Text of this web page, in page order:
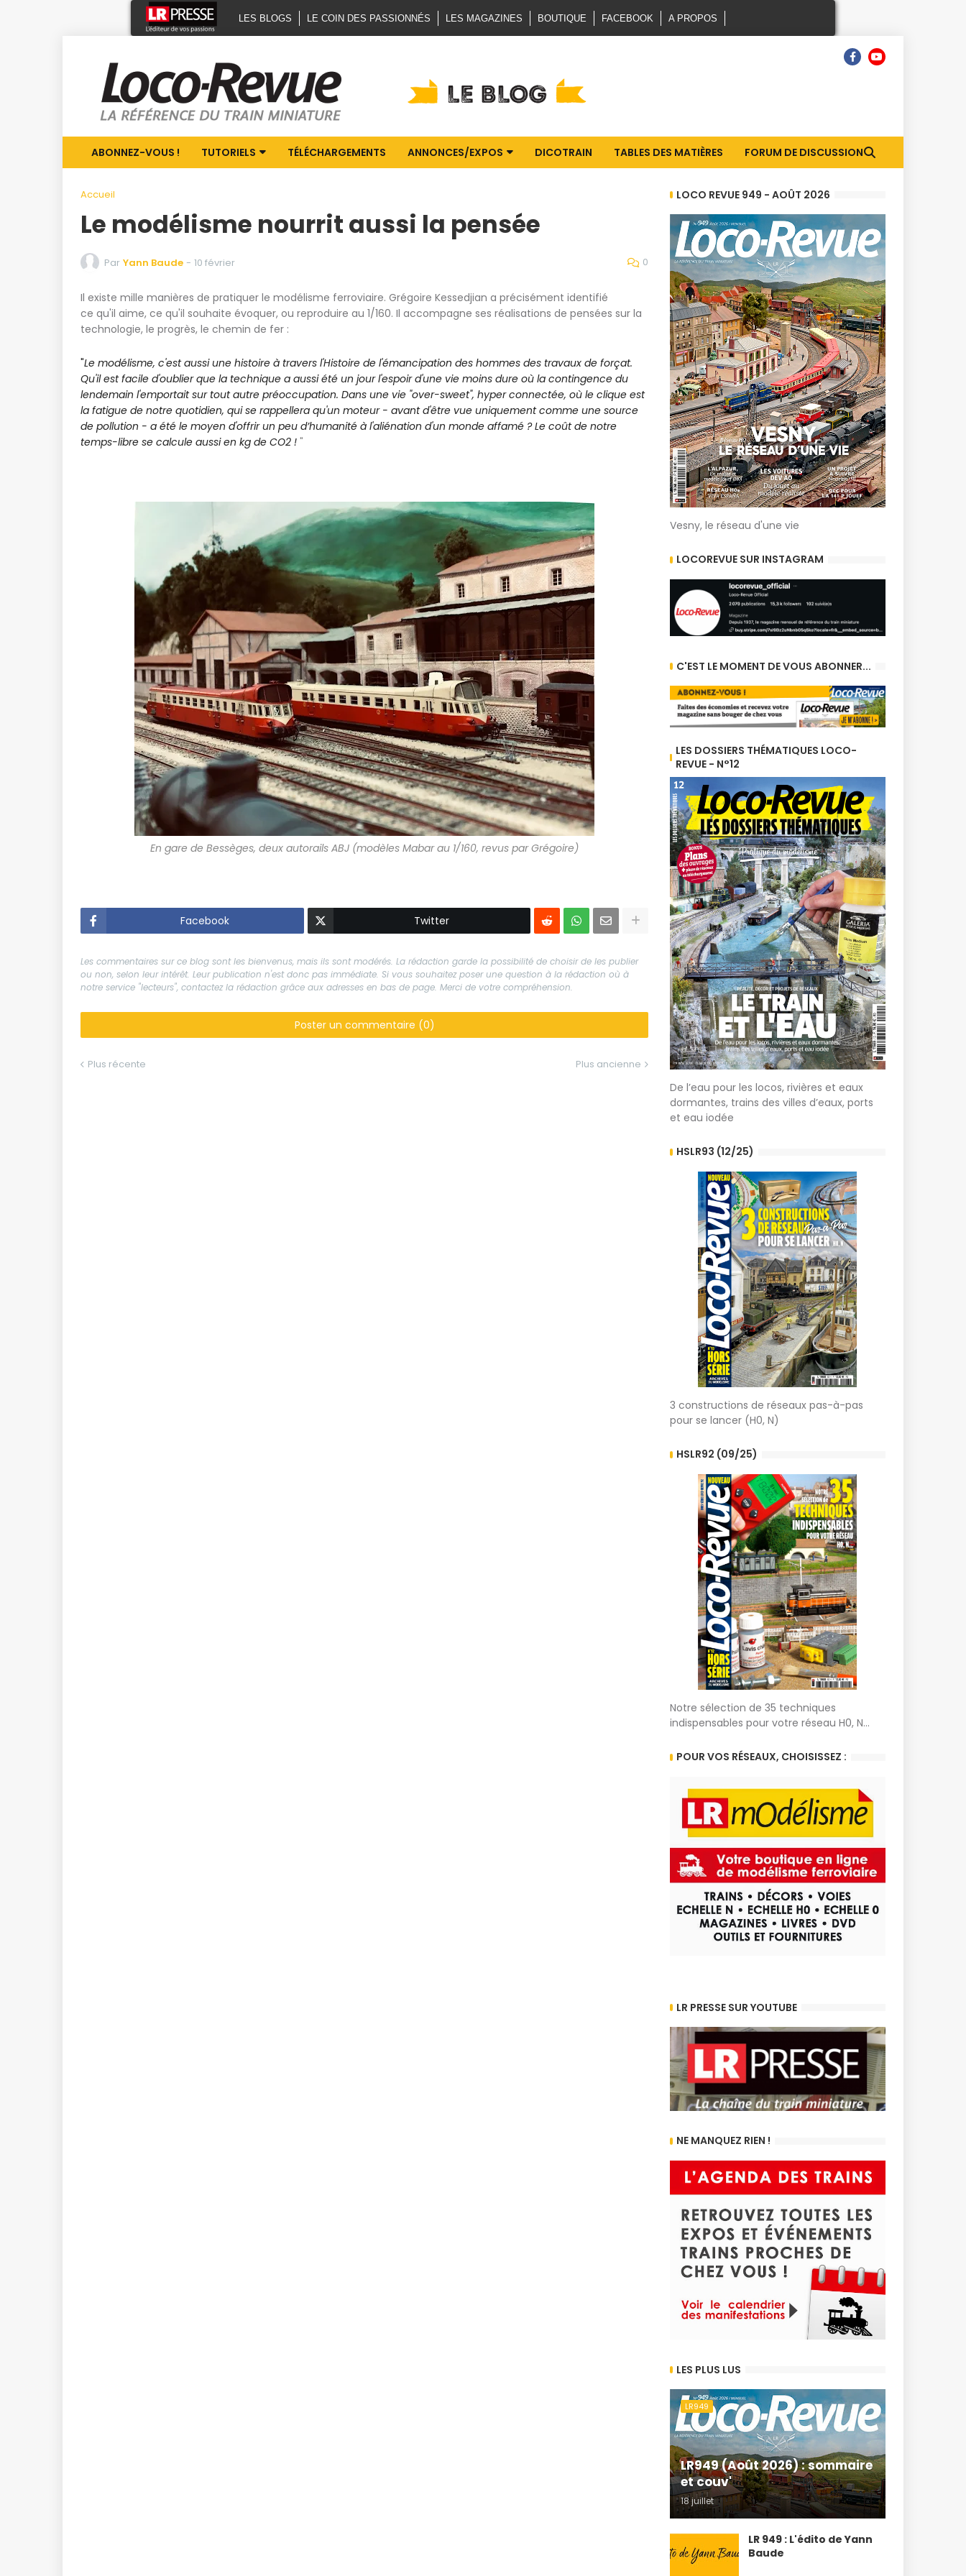
LES BLOGS LE COIN DES PASSIONNÉS LES MAGAZINES BOUTIQUE FACEBOOK A PROPOS
ABONNEZ-VOUS ! TUTORIELS TÉLÉCHARGEMENTS ANNONCES/EXPOS DICOTRAIN TABLES DES MATIÈRES FORUM DE DISCUSSION
Accueil
Le modélisme nourrit aussi la pensée
Par Yann Baude - 10 février 0
Il existe mille manières de pratiquer le modélisme ferroviaire. Grégoire Kessedjian a précisément identifié
ce qu'il aime, ce qu'il souhaite évoquer, ou reproduire au 1/160. Il accompagne ses réalisations de pensées sur la
technologie, le progrès, le chemin de fer :
"Le modélisme, c'est aussi une histoire à travers l'Histoire de l'émancipation des hommes des travaux de forçat.
Qu'il est facile d'oublier que la technique a aussi été un jour l'espoir d'une vie moins dure où la contingence du
lendemain l'emportait sur tout autre préoccupation. Dans une vie "over-sweet", hyper connectée, où le clique est
la fatigue de notre quotidien, qui se rappellera qu'un moteur - avant d'être vue uniquement comme une source
de pollution - a été le moyen d'offrir un peu d’humanité à l'aliénation d'un monde affamé ?Le coût de notre
temps-libre se calcule aussi en kg de CO2 ! "
En gare de Bessèges, deux autorails ABJ (modèles Mabar au 1/160, revus par Grégoire)
Facebook Twitter
Les commentaires sur ce blog sont les bienvenus, mais ils sont modérés. La rédaction garde la possibilité de choisir de les publier
ou non, selon leur intérêt. Leur publication n'est donc pas immédiate. Si vous souhaitez poser une question à la rédaction où à
notre service "lecteurs", contactez la rédaction grâce aux adresses en bas de page. Merci de votre compréhension.
Poster un commentaire (0)
Plus récente Plus ancienne
LOCO REVUE 949 - AOÛT 2026
Vesny, le réseau d'une vie
LOCOREVUE SUR INSTAGRAM
C'EST LE MOMENT DE VOUS ABONNER...
LES DOSSIERS THÉMATIQUES LOCO-
REVUE - N°12
De l’eau pour les locos, rivières et eaux
dormantes, trains des villes d’eaux, ports
et eau iodée
HSLR93 (12/25)
3 constructions de réseaux pas-à-pas
pour se lancer (H0, N)
HSLR92 (09/25)
Notre sélection de 35 techniques
indispensables pour votre réseau H0, N...
POUR VOS RÉSEAUX, CHOISISSEZ :
LR PRESSE SUR YOUTUBE
NE MANQUEZ RIEN !
LES PLUS LUS
LR949
LR949 (Août 2026) : sommaire
et couv'
18 juillet
LR 949 : L'édito de Yann
Baude